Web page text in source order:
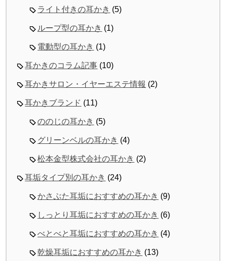
ライト付きの耳かき (5)
ループ型の耳かき (1)
電動型の耳かき (1)
耳かきのコラム記事 (10)
耳かきサロン・イヤーエステ情報 (2)
耳かきブランド (11)
ののじの耳かき (5)
グリーンベルの耳かき (4)
松本金型株式会社の耳かき (2)
耳垢タイプ別の耳かき (24)
かさぶた耳垢におすすめの耳かき (9)
しっとり耳垢におすすめの耳かき (6)
べとべと耳垢におすすめの耳かき (4)
乾燥耳垢におすすめの耳かき (13)